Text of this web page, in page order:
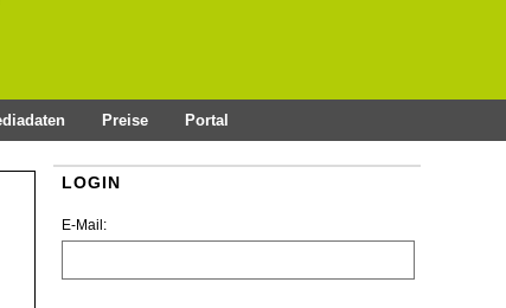
Preise Portal
LOGIN
E-Mail: